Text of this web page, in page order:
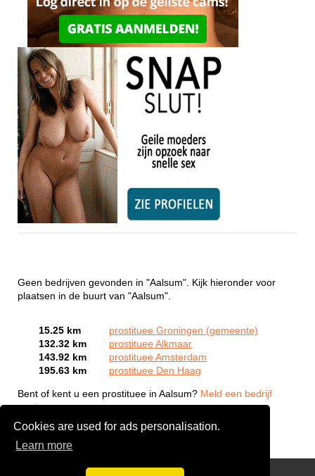
Cookies are used for ads personalisation.
Learn more
Geen bedrijven gevonden in "Aalsum". Kijk hieronder voor
plaatsen in de buurt van "Aalsum".
15.25 km
prostituee Groningen (gemeente)
132.32 km
prostituee Alkmaar
143.92 km
prostituee Amsterdam
195.63 km
prostituee Den Haag
Bent of kent u een prostituee in Aalsum? Meld een bedrijf
gratis aan